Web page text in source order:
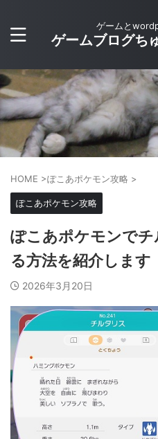
ゲームと
ゲームブログち
HOME >ぽこあポケモン攻略 >
ぽこあポケモン攻略
ぽこあポケモンで
る方法を紹介します
2026年3月20日